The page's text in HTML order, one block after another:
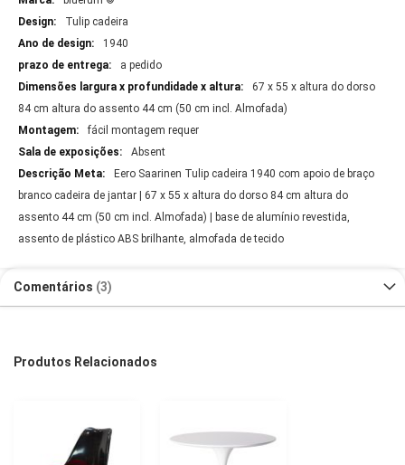
Tulip cadeira
1940
a pedido
67 x 55 x altura do dorso
84 cm altura do assento 44 cm (50 cm incl. Almofada)
fácil montagem requer
Absent
Eero Saarinen Tulip cadeira 1940 com apoio de braço
branco cadeira de jantar | 67 x 55 x altura do dorso 84 cm altura do
assento 44 cm (50 cm incl. Almofada) | base de alumínio revestida,
assento de plástico ABS brilhante, almofada de tecido
Comentários 3
Produtos Relacionados